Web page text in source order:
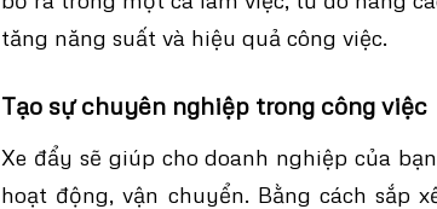
tăng năng suất và hiệu quả công việc.
Tạo sự chuyên nghiệp trong công việc
Xe đẩy sẽ giúp cho doanh nghiệp của
hoạt động, vận chuyển. Bằng cách sắp